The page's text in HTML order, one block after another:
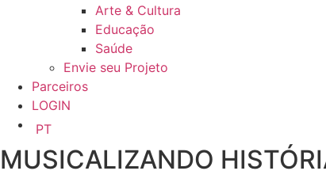
Arte & Cultura
Educação
Saúde
Envie seu Projeto
Parceiros
LOGIN
PT
MUSICALIZANDO